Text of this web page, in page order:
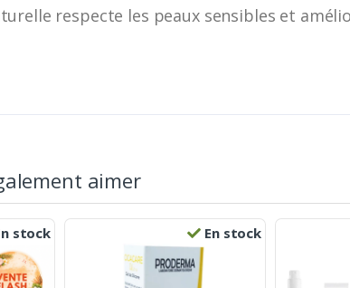
respecte les peaux sensibles et
aimer
stock En stock